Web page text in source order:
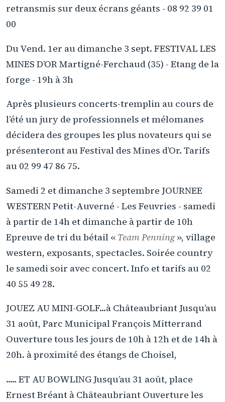
retransmis sur deux écrans géants - 08 92 39 01
00
Du Vend. 1er au dimanche 3 sept. FESTIVAL LES
MINES D’OR Martigné-Ferchaud (35) - Etang de la
forge - 19h à 3h
Après plusieurs concerts-tremplin au cours de
l’été un jury de professionnels et mélomanes
décidera des groupes les plus novateurs qui se
présenteront au Festival des Mines d’Or. Tarifs
au 02 99 47 86 75.
Samedi 2 et dimanche 3 septembre JOURNEE
WESTERN Petit-Auverné - Les Feuvries - samedi
à partir de 14h et dimanche à partir de 10h
Epreuve de tri du bétail « Team Penning», village
western, exposants, spectacles. Soirée country
le samedi soir avec concert. Info et tarifs au 02
40 55 49 28.
JOUEZ AU MINI-GOLF...à Châteaubriant Jusqu’au
31 août, Parc Municipal François Mitterrand
Ouverture tous les jours de 10h à 12h et de 14h à
20h. à proximité des étangs de Choisel,
..... ET AU BOWLING Jusqu’au 31 août, place
Ernest Bréant à Châteaubriant Ouverture les